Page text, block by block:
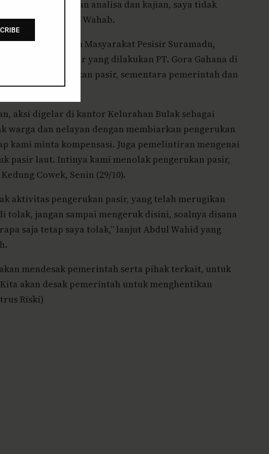
BPWS melakukan analisa dan kajian, saya tidak
tegas Wahab.
dalam Forum Masyarakat Pesisir Suramadu,
pasir yang dilakukan PT. Gora Gahana di
pengerukan pasir, sementara pemerintah dan
aksi digelar di kantor Kelurahan Bulak sebagai
warga dan nelayan dengan membiarkan pengerukan
kami minta kompensasi. Juga pemelintiran mengenai
pasir laut. Intinya kami menolak pengerukan pasir,
Cowek, Senin (29/10).
aktivitas pengerukan pasir, yang telah merugikan
tolak, jangan sampai mengeruk disini, soalnya disana
saja tetap saya tolak,” lanjut Abdul Wahid yang
mendesak pemerintah serta pihak terkait, untuk
akan desak pemerintah untuk menghentikan
Riski)